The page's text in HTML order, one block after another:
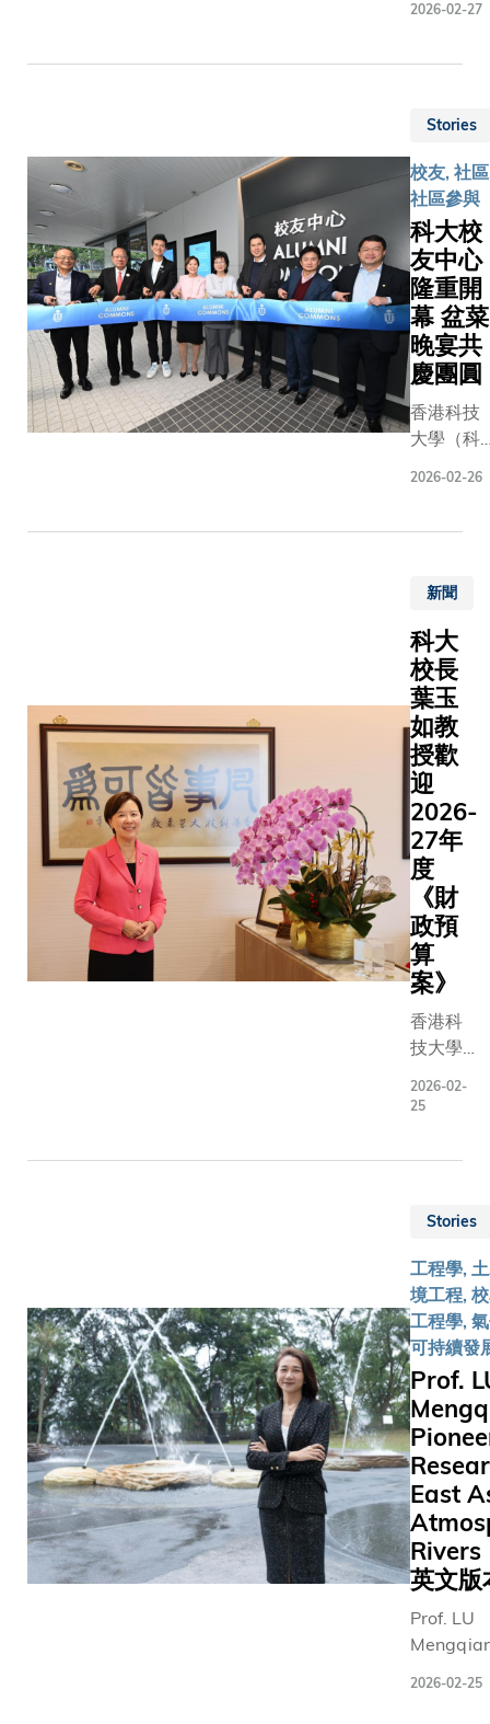
能從顯微
取並量化
種材料的
結構特徵
GrainBot
在應對材
科學領域
數據驅動
自主研究
程日益增
的需求，
供系統化
方法將複
材料的研
進程。微
構的定量
析一直是
料科學多
領域的關
難題。儘
先進顯微
術能夠獲
高質量的
料圖像，
其中蘊含
信息往往
以通過可
且高效的
式進行分
析。現有
法多聚焦
徵或進行
關係，阻
了研究人
深入理解
料結構與
能的關聯
減緩新材
的設計與
化。為突
此瓶頸，
科大化學
生物工程
系副教授
圓圓教授
導的團隊
GrainBot
為分割、
徵測量和
2026-02-27
Stories
校友, 社
社區參與
科大校
友中心
隆重開
幕 盆菜
晚宴共
慶團圓
香港科技
大學（科
迎來校友
科大人聚
首一堂，
共同見證
校友中心
盛大開幕
典禮 ， 並
於晚上的
《與友共
聚》盆菜
大派對中
歡聚交
流，重溫
同窗情
誼。是次
盛會聯同
香港科技
會及香港
作為校園
為校友社
群而設的
空間，旨
在促進校
友之間的
聯繫與交
流，啟發
創新思
維，讓友
誼歷久常
新。隨着
科大全球
校友人數
突破十萬
大關，這
個專屬空
2026-02-26
新聞
科大
校長
葉玉
如教
授歡
迎
2026-
27年
度
《財
政預
算
案》
香港科
技大學
大）校
政區財
政司司
長今日
（2 月
25 日）
發表的
2026-
27 年度
《財政
預算
案》表
示熱烈
歡迎。
她指
出：
「今年
是國家
『十五
2026-02-
25
Stories
工程學,
境工程,
工程學,
可持續發
Prof.
East
Rivers
英文版
Prof. LU
2026-02-25